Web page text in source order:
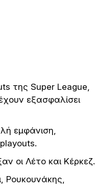
της Super League,
εξασφαλίσει
εμφάνιση,
οι Λέτο και Κέρκεζ.
Ρουκουνάκης,